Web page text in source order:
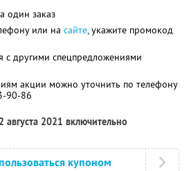
один заказ
или на сайте, укажите промокод
с другими спецпредложениями
акции можно уточнить по телефону
90-86
августа 2021 включительно
купоном